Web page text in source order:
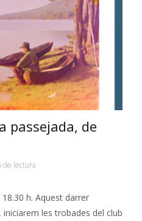
passejada, de
de lectura
h. Aquest darrer
iniciarem les trobades del club